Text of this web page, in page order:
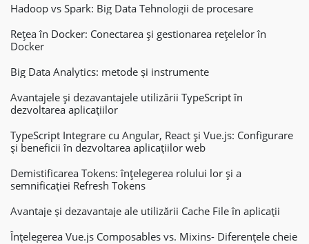
Hadoop vs Spark: Big Data Tehnologii de procesare
Rețea în Docker: Conectarea și gestionarea rețelelor în
Docker
Big Data Analytics: metode și instrumente
Avantajele și dezavantajele utilizării TypeScript în
dezvoltarea aplicațiilor
TypeScript Integrare cu Angular, React și Vue.js: Configurare
și beneficii în dezvoltarea aplicațiilor web
Demistificarea Tokens: înțelegerea rolului lor și a
semnificației Refresh Tokens
Avantaje și dezavantaje ale utilizării Cache File în aplicații
Înțelegerea Vue.js Composables vs. Mixins- Diferențele cheie